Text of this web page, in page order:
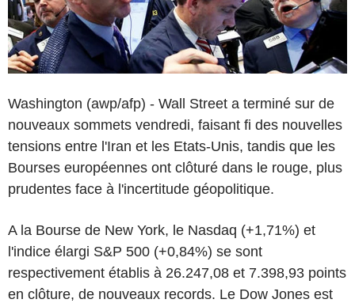
Washington (awp/afp) - Wall Street a terminé sur de
nouveaux sommets vendredi, faisant fi des nouvelles
tensions entre l'Iran et les Etats-Unis, tandis que les
Bourses européennes ont clôturé dans le rouge, plus
prudentes face à l'incertitude géopolitique.
A la Bourse de New York, le Nasdaq (+1,71%) et
l'indice élargi S&P 500 (+0,84%) se sont
respectivement établis à 26.247,08 et 7.398,93 points
en clôture, de nouveaux records. Le Dow Jones est